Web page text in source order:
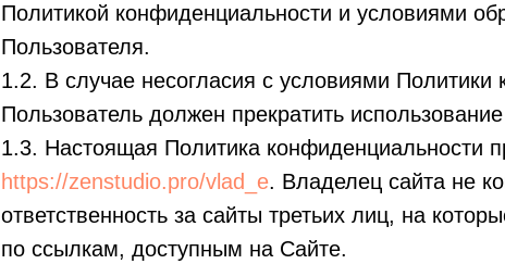
Политикой конфиденциальности и условиями
Пользователя.
1.2. В случае несогласия с условиями Политики
Пользователь должен прекратить
1.3. Настоящая Политика конфиденциальности
https://zenstudio.pro/vlad_e. Владелец сайта не
ответственность за сайты третьих лиц, на
по ссылкам, доступным на Сайте.